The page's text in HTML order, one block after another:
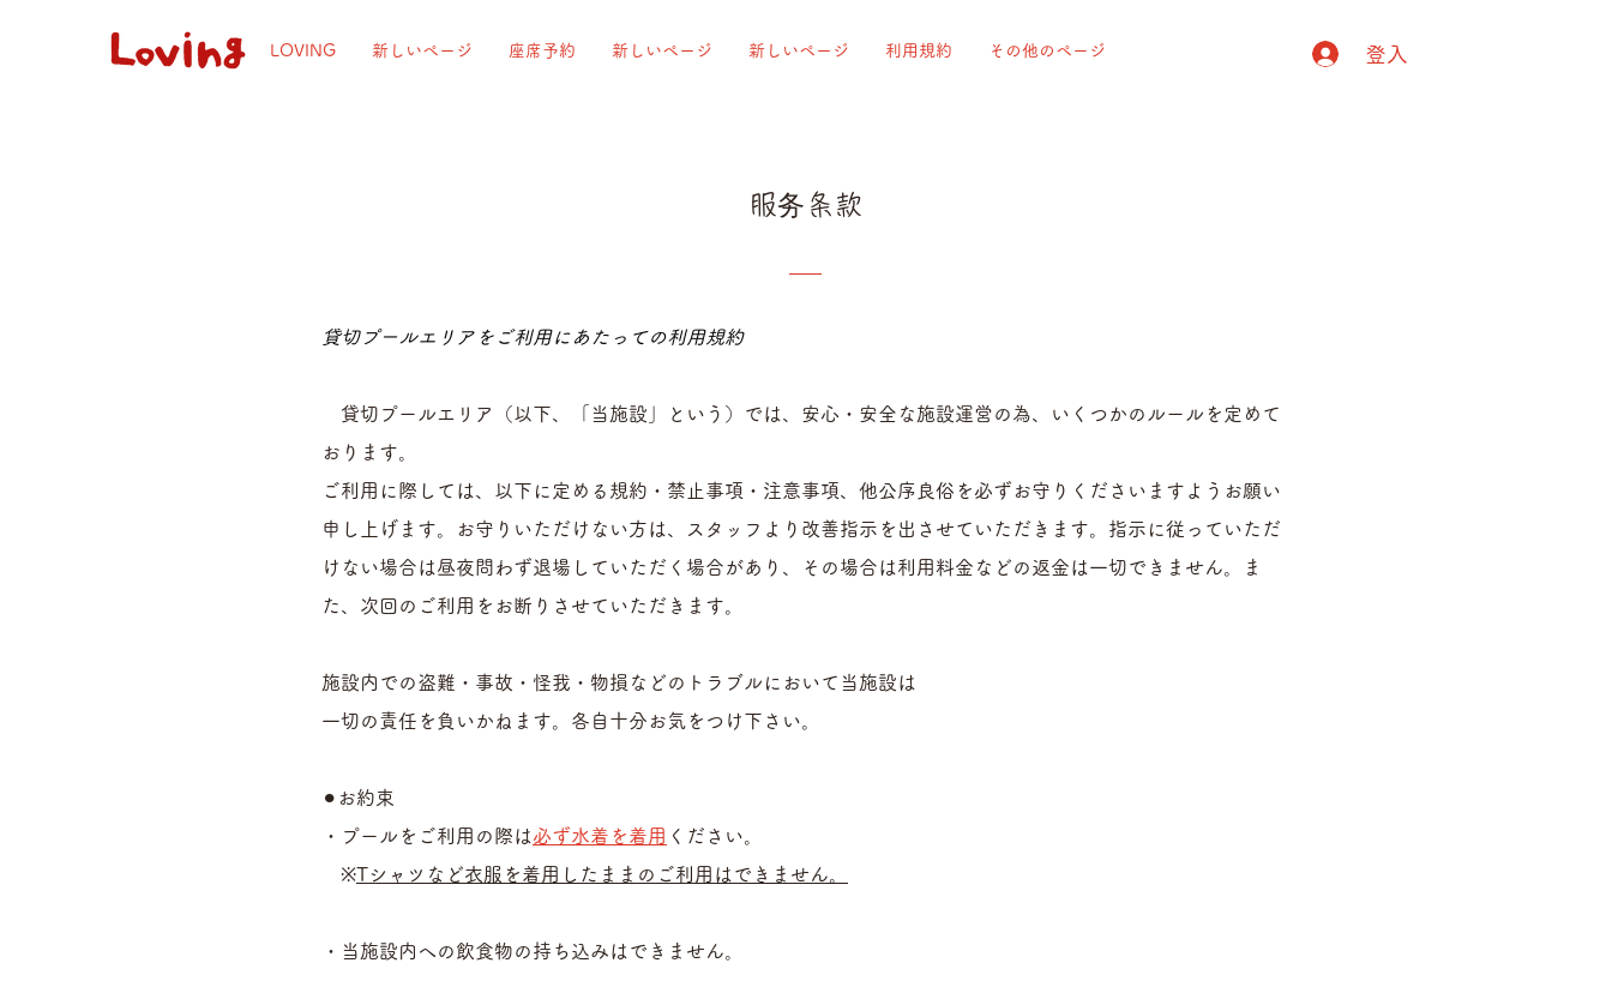
LOVING 新しいページ 座席予約 新しいページ 新しいページ 利用規約 その他のページ 登入
服务条款
貸切プールエリアをご利用にあたっての利用規約
貸切プールエリア（以下、「当施設」という）では、安心・安全な施設運営の為、いくつかのルールを定めて
おります。
ご利用に際しては、以下に定める規約・禁止事項・注意事項、他公序良俗を必ずお守りくださいますようお願い
申し上げます。お守りいただけない方は、スタッフより改善指示を出させていただきます。指示に従っていただ
けない場合は昼夜問わず退場していただく場合があり、その場合は利用料金などの返金は一切できません。ま
た、次回のご利用をお断りさせていただきます。
施設内での盗難・事故・怪我・物損などのトラブルにおいて当施設は
一切の責任を負いかねます。各自十分お気をつけ下さい。
⚫︎お約束
・プールをご利用の際は必ず水着を着用 ください。
※Tシャツなど衣服を着用したままのご利用はできません。
・当施設内への飲食物の持ち込みはできません。